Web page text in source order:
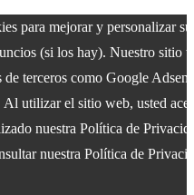
para mejorar y personalizar su
(si los hay). Nuestro sitio
terceros como Google
utilizar el sitio web, usted
nuestra Política de
nuestra Política de